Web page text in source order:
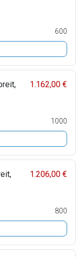
600
1.162,00 €
1000
1.206,00 €
800